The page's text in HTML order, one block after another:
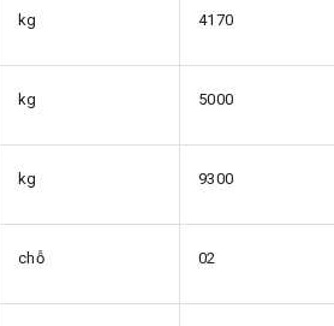
kg 4170
kg 5000
kg 9300
chỗ 02